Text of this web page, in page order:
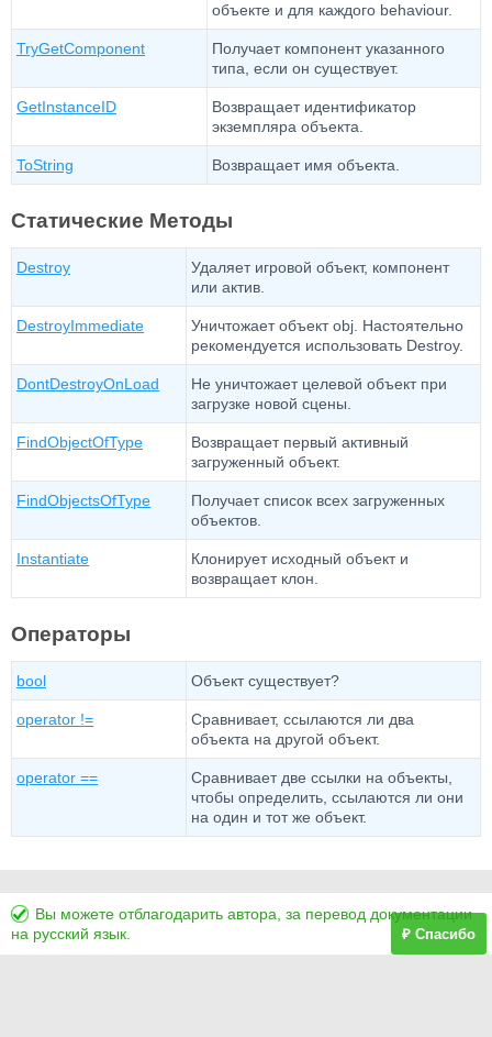
объекте и для каждого behaviour.
TryGetComponent
Получает компонент указанного
типа, если он существует.
GetInstanceID
Возвращает идентификатор
экземпляра объекта.
ToString Возвращает имя объекта.
Статические Методы
Destroy
Удаляет игровой объект, компонент
или актив.
DestroyImmediate
Уничтожает объект obj. Настоятельно
рекомендуется использовать Destroy.
DontDestroyOnLoad
Не уничтожает целевой объект при
загрузке новой сцены.
FindObjectOfType
Возвращает первый активный
загруженный объект.
FindObjectsOfType
Получает список всех загруженных
объектов.
Instantiate
Клонирует исходный объект и
возвращает клон.
Операторы
bool Объект существует?
operator !=
Сравнивает, ссылаются ли два
объекта на другой объект.
operator ==
Сравнивает две ссылки на объекты,
чтобы определить, ссылаются ли они
на один и тот же объект.
Вы можете отблагодарить автора, за перевод документации
на русский язык.
₽ Спасибо